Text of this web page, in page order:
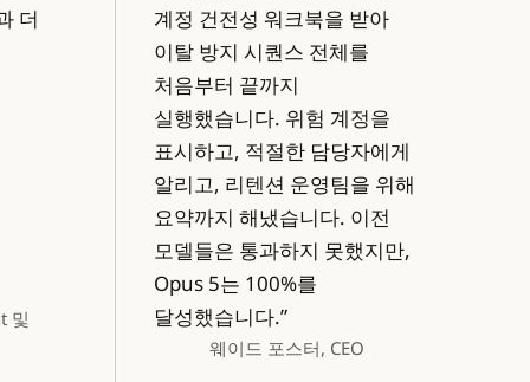
더
및
계정 건전성 워크북을 받아
이탈 방지 시퀀스 전체를
처음부터 끝까지
실행했습니다. 위험 계정을
표시하고, 적절한 담당자에게
알리고, 리텐션 운영팀을 위해
요약까지 해냈습니다. 이전
모델들은 통과하지 못했지만,
Opus 5는 100%를
달성했습니다.”
웨이드 포스터, CEO